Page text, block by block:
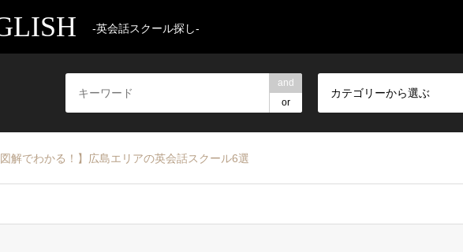
-英会話スクール探し-
and
or
カテゴリーから選ぶ
図解でわかる！】広島エリアの英会話スクール6選